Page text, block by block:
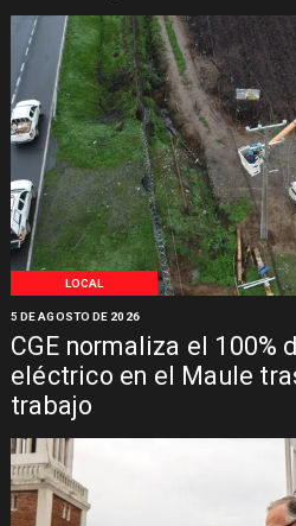
LOCAL
CGE normaliza el 100%
eléctrico en el Maule
trabajo
5 DE AGOSTO DE 2026